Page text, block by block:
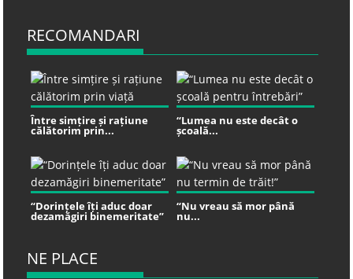
RECOMANDARI
Între simțire și rațiune
călătorim prin...
“Lumea nu este decât o
școală...
“Dorințele îți aduc doar
dezamăgiri binemeritate”
“Nu vreau să mor până
nu...
NE PLACE